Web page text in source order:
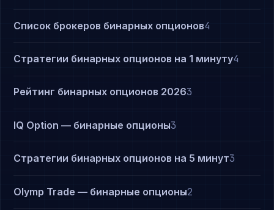
Список брокеров бинарных опционов4
Стратегии бинарных опционов на 1 минуту4
Рейтинг бинарных опционов 20263
IQ Option — бинарные опционы3
Стратегии бинарных опционов на 5 минут3
Olymp Trade — бинарные опционы2